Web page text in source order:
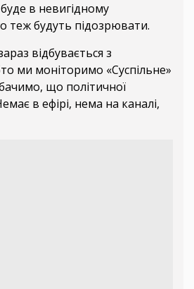
в невигідному
теж будуть підозрювати.
відбувається з
ми моніторимо «Суспільне»
що політичної
в ефірі, нема на каналі,